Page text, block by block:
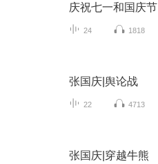
庆祝七一和国庆节
24 1818
张国庆|舆论战
22 4713
张国庆|穿越牛熊